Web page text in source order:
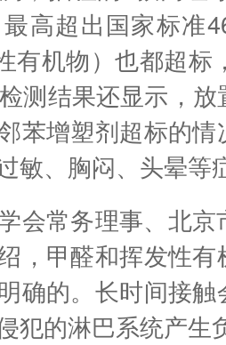
高超出国家标准
有机物）也都超标
测结果还显示，
苯增塑剂超标的
敏、胸闷、头晕等
常务理事、北京
，甲醛和挥发性
确的。长时间接
犯的淋巴系统产生